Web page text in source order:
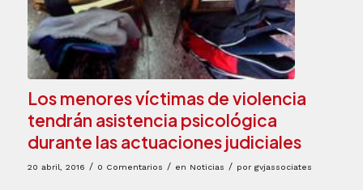
Los menores víctimas de violencia
tendrán asistencia psicológica
durante las actuaciones judiciales
20 abril, 2016 / 0 Comentarios / en Noticias / por gvjassociates